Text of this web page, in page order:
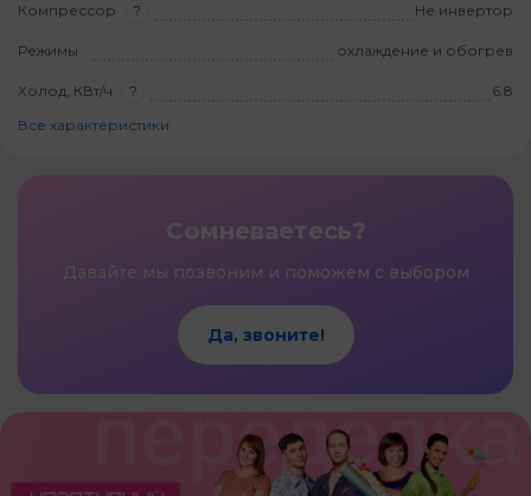
Компрессор ? Не инвертор
Режимы охлаждение и обогрев
Холод, КВт/ч ?
6.8
Все характеристики
Сомневаетесь?
Давайте мы позвоним и поможем с выбором
Да, звоните!